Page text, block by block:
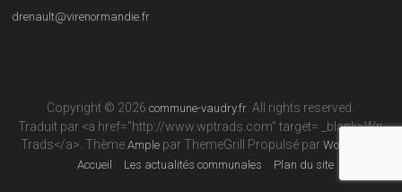
drenault@virenormandie.fr
Copyright © 2026commune-vaudry.fr . All rights reserved.
Traduit par <a href="http://www.wptrads.com" target= _blank>Wp
Trads</a>. ThèmeAmple par ThemeGrill Propulsé parWordPress
Accueil
Les actualités communales Plan du site